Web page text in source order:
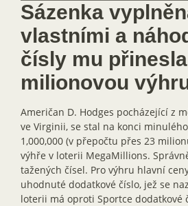
Sázenka
vlastními a
čísly mu
milionovou
Američan D. Hodges pocházející z
ve Virginii, se stal na konci
1,000,000 (v přepočtu přes 23
výhře v loterii MegaMillions.
tažených čísel. Pro výhru hlavní
uhodnuté dodatkové číslo, jež se
loterii má oproti Sportce dodatkové